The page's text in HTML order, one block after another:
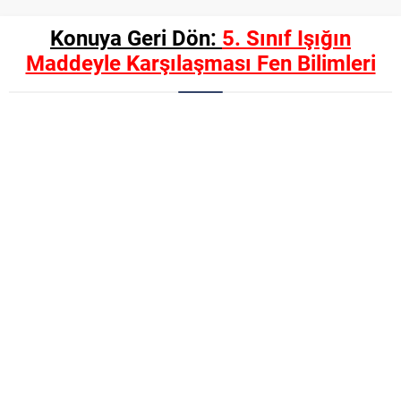
Konuya Geri Dön: 5. Sınıf Işığın
Maddeyle Karşılaşması Fen Bilimleri